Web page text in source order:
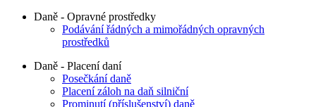
Daně - Opravné prostředky
Podávání řádných a mimořádných opravných
prostředků
Daně - Placení daní
Posečkání daně
Placení záloh na daň silniční
Prominutí (příslušenství) daně